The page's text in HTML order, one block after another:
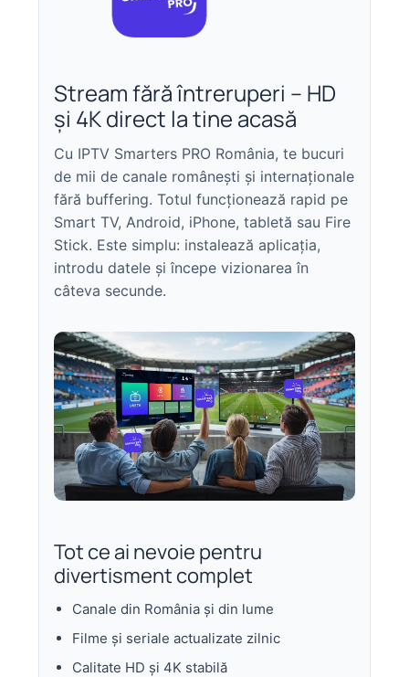
Stream fără întreruperi – HD
și 4K direct la tine acasă
Cu IPTV Smarters PRO România, te bucuri
de mii de canale românești și internaționale
fără buffering. Totul funcționează rapid pe
Smart TV, Android, iPhone, tabletă sau Fire
Stick. Este simplu: instalează aplicația,
introdu datele și începe vizionarea în
câteva secunde.
Tot ce ai nevoie pentru
divertisment complet
Canale din România și din lume
Filme și seriale actualizate zilnic
Calitate HD și 4K stabilă